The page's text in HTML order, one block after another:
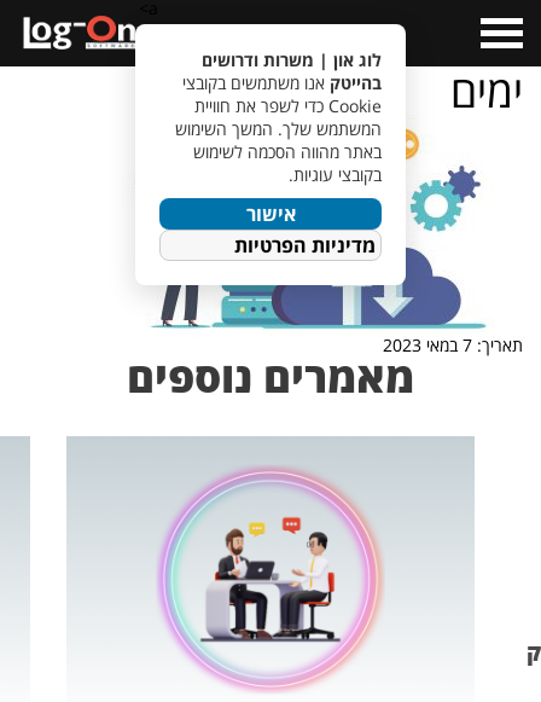
Menu
ימים
תאריך: 7 במאי 2023
מאמרים נוספים
לוג און | משרות ודרושים
בהייטק אנו משתמשים בקובצי
Cookie כדי לשפר את חוויית
המשתמש שלך. המשך השימוש
באתר מהווה הסכמה לשימוש
בקובצי עוגיות.
אישור
מדיניות הפרטיות